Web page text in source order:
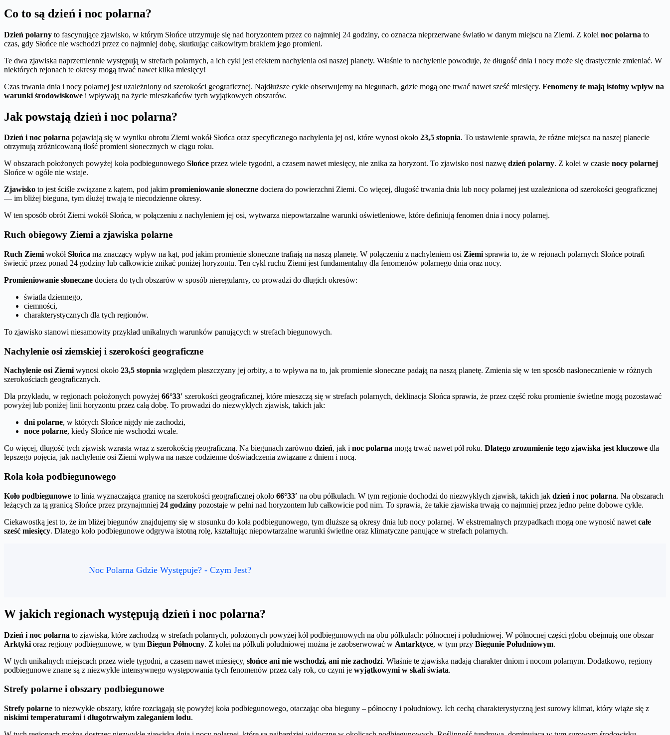
Co to są dzień i noc polarna?
Dzień polarny to fascynujące zjawisko, w którym Słońce utrzymuje się nad horyzontem przez co najmniej 24 godziny, co oznacza nieprzerwane światło w danym miejscu na Ziemi. Z kolei noc polarna to
czas, gdy Słońce nie wschodzi przez co najmniej dobę, skutkując całkowitym brakiem jego promieni.
Te dwa zjawiska naprzemiennie występują w strefach polarnych, a ich cykl jest efektem nachylenia osi naszej planety. Właśnie to nachylenie powoduje, że długość dnia i nocy może się drastycznie zmieniać. W
niektórych rejonach te okresy mogą trwać nawet kilka miesięcy!
Czas trwania dnia i nocy polarnej jest uzależniony od szerokości geograficznej. Najdłuższe cykle obserwujemy na biegunach, gdzie mogą one trwać nawet sześć miesięcy. Fenomeny te mają istotny wpływ na
warunki środowiskowe i wpływają na życie mieszkańców tych wyjątkowych obszarów.
Jak powstają dzień i noc polarna?
Dzień i noc polarna pojawiają się w wyniku obrotu Ziemi wokół Słońca oraz specyficznego nachylenia jej osi, które wynosi około 23,5 stopnia. To ustawienie sprawia, że różne miejsca na naszej planecie
otrzymują zróżnicowaną ilość promieni słonecznych w ciągu roku.
W obszarach położonych powyżej koła podbiegunowego Słońce przez wiele tygodni, a czasem nawet miesięcy, nie znika za horyzont. To zjawisko nosi nazwę dzień polarny. Z kolei w czasie nocy polarnej
Słońce w ogóle nie wstaje.
Zjawisko to jest ściśle związane z kątem, pod jakim promieniowanie słoneczne dociera do powierzchni Ziemi. Co więcej, długość trwania dnia lub nocy polarnej jest uzależniona od szerokości geograficznej
— im bliżej bieguna, tym dłużej trwają te niecodzienne okresy.
W ten sposób obrót Ziemi wokół Słońca, w połączeniu z nachyleniem jej osi, wytwarza niepowtarzalne warunki oświetleniowe, które definiują fenomen dnia i nocy polarnej.
Ruch obiegowy Ziemi a zjawiska polarne
Ruch Ziemi wokółSłońca ma znaczący wpływ na kąt, pod jakim promienie słoneczne trafiają na naszą planetę. W połączeniu z nachyleniem osi Ziemi sprawia to, że w rejonach polarnych Słońce potrafi
świecić przez ponad 24 godziny lub całkowicie znikać poniżej horyzontu. Ten cykl ruchu Ziemi jest fundamentalny dla fenomenów polarnego dnia oraz nocy.
Promieniowanie słoneczne dociera do tych obszarów w sposób nieregularny, co prowadzi do długich okresów:
światła dziennego,
ciemności,
charakterystycznych dla tych regionów.
To zjawisko stanowi niesamowity przykład unikalnych warunków panujących w strefach biegunowych.
Nachylenie osi ziemskiej i szerokości geograficzne
Nachylenie osi Ziemi wynosi około 23,5 stopnia względem płaszczyzny jej orbity, a to wpływa na to, jak promienie słoneczne padają na naszą planetę. Zmienia się w ten sposób nasłonecznienie w różnych
szerokościach geograficznych.
Dla przykładu, w regionach położonych powyżej 66°33′ szerokości geograficznej, które mieszczą się w strefach polarnych, deklinacja Słońca sprawia, że przez część roku promienie świetlne mogą pozostawać
powyżej lub poniżej linii horyzontu przez całą dobę. To prowadzi do niezwykłych zjawisk, takich jak:
dni polarne, w których Słońce nigdy nie zachodzi,
noce polarne, kiedy Słońce nie wschodzi wcale.
Co więcej, długość tych zjawisk wzrasta wraz z szerokością geograficzną. Na biegunach zarówno dzień, jak i noc polarna mogą trwać nawet pół roku. Dlatego zrozumienie tego zjawiska jest kluczowe dla
lepszego pojęcia, jak nachylenie osi Ziemi wpływa na nasze codzienne doświadczenia związane z dniem i nocą.
Rola koła podbiegunowego
Koło podbiegunowe to linia wyznaczająca granicę na szerokości geograficznej około 66°33′ na obu półkulach. W tym regionie dochodzi do niezwykłych zjawisk, takich jak dzień i noc polarna. Na obszarach
leżących za tą granicą Słońce przez przynajmniej 24 godziny pozostaje w pełni nad horyzontem lub całkowicie pod nim. To sprawia, że takie zjawiska trwają co najmniej przez jedno pełne dobowe cykle.
Ciekawostką jest to, że im bliżej biegunów znajdujemy się w stosunku do koła podbiegunowego, tym dłuższe są okresy dnia lub nocy polarnej. W ekstremalnych przypadkach mogą one wynosić nawet całe
sześć miesięcy. Dlatego koło podbiegunowe odgrywa istotną rolę, kształtując niepowtarzalne warunki świetlne oraz klimatyczne panujące w strefach polarnych.
Noc Polarna Gdzie Występuje? - Czym Jest?
W jakich regionach występują dzień i noc polarna?
Dzień i noc polarna to zjawiska, które zachodzą w strefach polarnych, położonych powyżej kół podbiegunowych na obu półkulach: północnej i południowej. W północnej części globu obejmują one obszar
Arktyki oraz regiony podbiegunowe, w tym Biegun Północny. Z kolei na półkuli południowej można je zaobserwować w Antarktyce, w tym przy Biegunie Południowym.
W tych unikalnych miejscach przez wiele tygodni, a czasem nawet miesięcy, słońce ani nie wschodzi, ani nie zachodzi. Właśnie te zjawiska nadają charakter dniom i nocom polarnym. Dodatkowo, regiony
podbiegunowe znane są z niezwykle intensywnego występowania tych fenomenów przez cały rok, co czyni je wyjątkowymi w skali świata.
Strefy polarne i obszary podbiegunowe
Strefy polarne to niezwykłe obszary, które rozciągają się powyżej koła podbiegunowego, otaczając oba bieguny – północny i południowy. Ich cechą charakterystyczną jest surowy klimat, który wiąże się z
niskimi temperaturami i długotrwałym zaleganiem lodu.